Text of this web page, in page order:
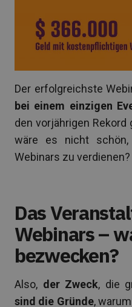
Der erfolgreichste
bei einem einzigen
den vorjährigen Rekord
wäre es nicht schön,
Webinars zu verdienen?
Das
Webinars –
bezwecken?
Also, der Zweck, die
sind die Gründe,